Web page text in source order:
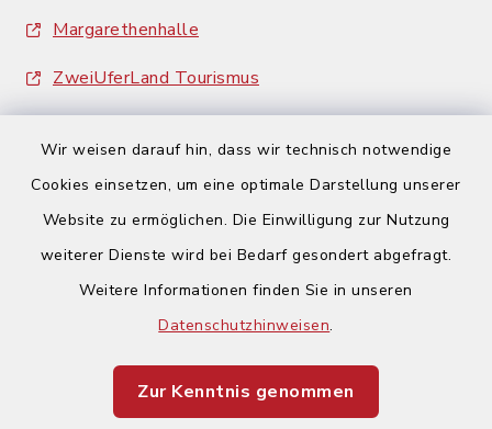
Wir weisen darauf hin, dass wir technisch notwendige
Cookies einsetzen, um eine optimale Darstellung unserer
Website zu ermöglichen. Die Einwilligung zur Nutzung
weiterer Dienste wird bei Bedarf gesondert abgefragt.
Weitere Informationen finden Sie in unseren
Datenschutzhinweisen.
Zur Kenntnis genommen
Margarethenhalle
ZweiUferLand Tourismus
Barrierefreiheit
Impressum